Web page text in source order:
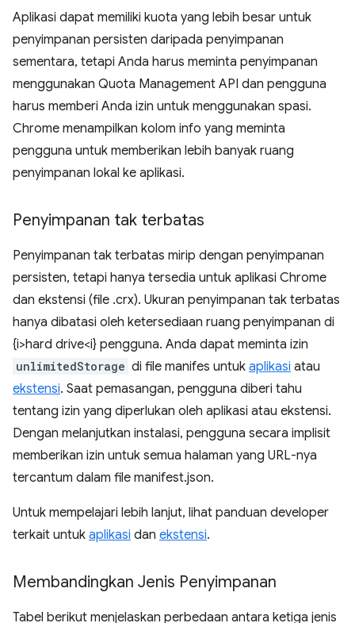
Aplikasi dapat memiliki kuota yang lebih besar untuk
penyimpanan persisten daripada penyimpanan
sementara, tetapi Anda harus meminta penyimpanan
menggunakan Quota Management API dan pengguna
harus memberi Anda izin untuk menggunakan spasi.
Chrome menampilkan kolom info yang meminta
pengguna untuk memberikan lebih banyak ruang
penyimpanan lokal ke aplikasi.
Penyimpanan tak terbatas
Penyimpanan tak terbatas mirip dengan penyimpanan
persisten, tetapi hanya tersedia untuk aplikasi Chrome
dan ekstensi (file .crx). Ukuran penyimpanan tak terbatas
hanya dibatasi oleh ketersediaan ruang penyimpanan di
{i>hard drive<i} pengguna. Anda dapat meminta izin
unlimitedStorage di file manifes untuk aplikasi atau
ekstensi. Saat pemasangan, pengguna diberi tahu
tentang izin yang diperlukan oleh aplikasi atau ekstensi.
Dengan melanjutkan instalasi, pengguna secara implisit
memberikan izin untuk semua halaman yang URL-nya
tercantum dalam file manifest.json.
Untuk mempelajari lebih lanjut, lihat panduan developer
terkait untuk aplikasi dan ekstensi.
Membandingkan Jenis Penyimpanan
Tabel berikut menjelaskan perbedaan antara ketiga jenis